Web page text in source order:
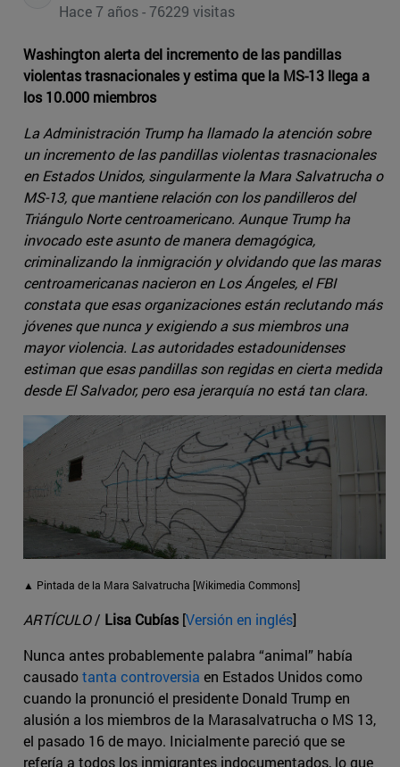
Hace 7 años - 76229 visitas
Washington alerta del incremento de las pandillas
violentas trasnacionales y estima que la MS-13 llega a
los 10.000 miembros
La Administración Trump ha llamado la atención sobre
un incremento de las pandillas violentas trasnacionales
en Estados Unidos, singularmente la Mara Salvatrucha o
MS-13, que mantiene relación con los pandilleros del
Triángulo Norte centroamericano. Aunque Trump ha
invocado este asunto de manera demagógica,
criminalizando la inmigración y olvidando que las maras
centroamericanas nacieron en Los Ángeles, el FBI
constata que esas organizaciones están reclutando más
jóvenes que nunca y exigiendo a sus miembros una
mayor violencia. Las autoridades estadounidenses
estiman que esas pandillas son regidas en cierta medida
desde El Salvador, pero esa jerarquía no está tan clara.
▲ Pintada de la Mara Salvatrucha [Wikimedia Commons]
ARTÍCULO/ Lisa Cubías [Versión en inglés]
Nunca antes probablemente palabra “animal” había
causadotanta controversia en Estados Unidos como
cuando la pronunció el presidente Donald Trump en
alusión a los miembros de la Marasalvatrucha o MS 13,
el pasado 16 de mayo. Inicialmente pareció que se
refería a todos los inmigrantes indocumentados, lo que